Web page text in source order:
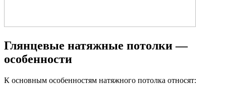
Глянцевые натяжные потолки —
особенности
К основным особенностям натяжного потолка относят: